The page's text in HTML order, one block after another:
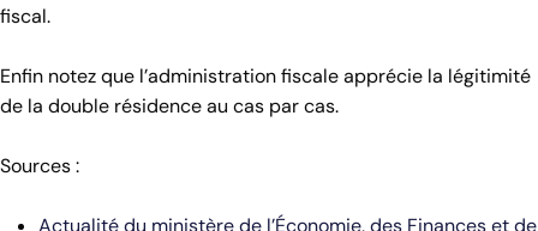
fiscal.
Enfin notez que l’administration fiscale apprécie la légitimité
de la double résidence au cas par cas.
Sources :
Actualité du ministère de l’Économie, des Finances et de